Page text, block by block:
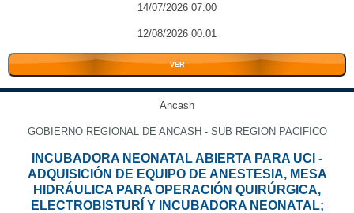
14/07/2026 07:00
12/08/2026 00:01
VER
Ancash
GOBIERNO REGIONAL DE ANCASH - SUB REGION PACIFICO
INCUBADORA NEONATAL ABIERTA PARA UCI -
ADQUISICIÓN DE EQUIPO DE ANESTESIA, MESA
HIDRÁULICA PARA OPERACIÓN QUIRÚRGICA,
ELECTROBISTURÍ Y INCUBADORA NEONATAL;